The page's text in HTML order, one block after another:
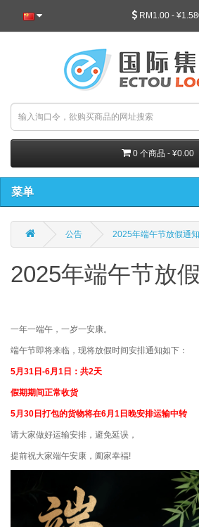
RM1.00 -
0 个商品 - ¥0.00
菜单
公告 2025年端午节放假通知
2025年端午节放
一年一端午，一岁一安康。
端午节即将来临，现将放假时间安排通知如下：
5月31日-6月1日：共2天
假期期间正常收货
5月30日打包的货物将在6月1日晚安排运输中转
请大家做好运输安排，避免延误，
提前祝大家端午安康，阖家幸福!